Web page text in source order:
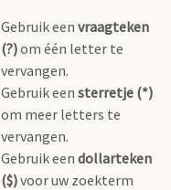
Gebruik een vraagteken
(?)om één letter te
vervangen.
Gebruik een sterretje (*)
om meer letters te
vervangen.
Gebruik een dollarteken
($)voor uw zoekterm